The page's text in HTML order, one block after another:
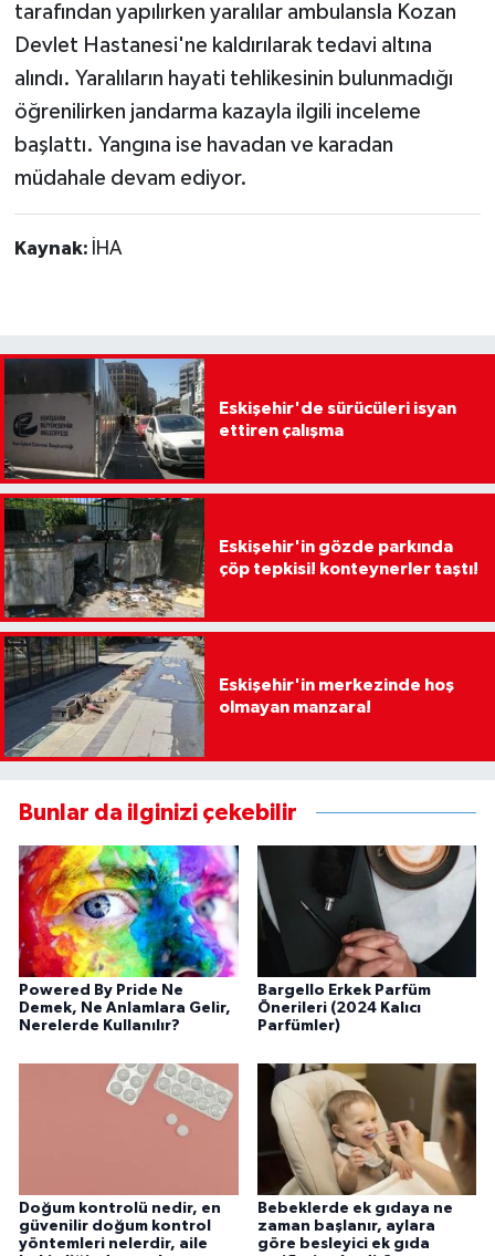
tarafından yapılırken yaralılar ambulansla Kozan
Devlet Hastanesi'ne kaldırılarak tedavi altına
alındı. Yaralıların hayati tehlikesinin bulunmadığı
öğrenilirken jandarma kazayla ilgili inceleme
başlattı. Yangına ise havadan ve karadan
müdahale devam ediyor.
Kaynak: İHA
Eskişehir'de sürücüleri isyan
ettiren çalışma
Eskişehir'in gözde parkında
çöp tepkisi! konteynerler taştı!
Eskişehir'in merkezinde hoş
olmayan manzara!
Bunlar da ilginizi çekebilir
Powered By Pride Ne
Demek, Ne Anlamlara Gelir,
Nerelerde Kullanılır?
Bargello Erkek Parfüm
Önerileri (2024 Kalıcı
Parfümler)
Doğum kontrolü nedir, en
güvenilir doğum kontrol
yöntemleri nelerdir, aile
Bebeklerde ek gıdaya ne
zaman başlanır, aylara
göre besleyici ek gıda